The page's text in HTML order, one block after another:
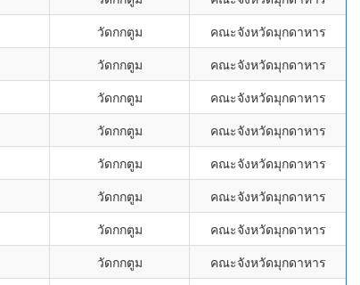
วัดกกตูม
คณะจังหวัดมุกดาหาร
วัดกกตูม
คณะจังหวัดมุกดาหาร
วัดกกตูม
คณะจังหวัดมุกดาหาร
วัดกกตูม
คณะจังหวัดมุกดาหาร
วัดกกตูม
คณะจังหวัดมุกดาหาร
วัดกกตูม
คณะจังหวัดมุกดาหาร
วัดกกตูม
คณะจังหวัดมุกดาหาร
วัดกกตูม
คณะจังหวัดมุกดาหาร